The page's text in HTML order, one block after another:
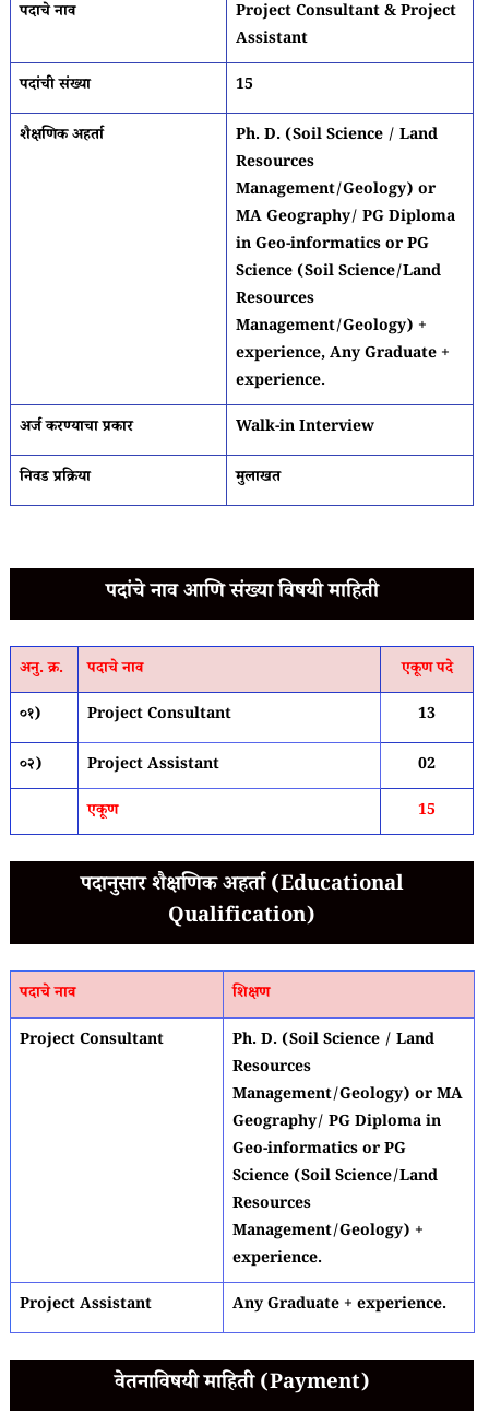
पदाचे नाव
Project Consultant & Project
Assistant
पदांची संख्या
15
शैक्षणिक अहर्ता
Ph. D. (Soil Science / Land
Resources
Management/Geology) or
MA Geography/ PG Diploma
in Geo-informatics or PG
Science (Soil Science/Land
Resources
Management/Geology) +
experience, Any Graduate +
experience.
अर्ज करण्याचा प्रकार
Walk-in Interview
निवड प्रक्रिया मुलाखत
पदांचे नाव आणि संख्या विषयी माहिती
अनु. क्र. पदाचे नाव
एकूण पदे
०१)
Project Consultant 13
०२) Project Assistant
02
एकूण
15
पदानुसार शैक्षणिक अहर्ता (Educational
Qualification)
पदाचे नाव
शिक्षण
Project Consultant
Ph. D. (Soil Science / Land
Resources
Management/Geology) or MA
Geography/ PG Diploma in
Geo-informatics or PG
Science (Soil Science/Land
Resources
Management/Geology) +
experience.
Project Assistant
Any Graduate + experience.
वेतनाविषयी माहिती (Payment)